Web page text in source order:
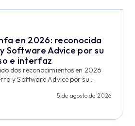
en 2026: reconocida
Software Advice por su
e interfaz
dos reconocimientos en 2026
y Software Advice por su...
5 de agosto de 2026